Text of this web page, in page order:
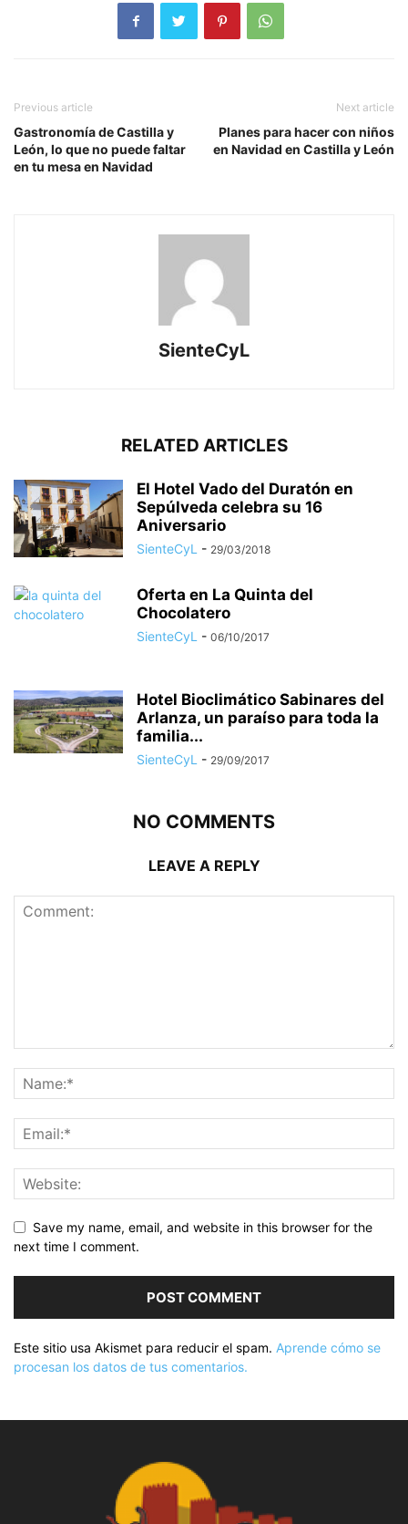
Previous article
Gastronomía de Castilla y
León, lo que no puede faltar
en tu mesa en Navidad
Next article
Planes para hacer con niños
en Navidad en Castilla y León
SienteCyL
RELATED ARTICLES
El Hotel Vado del Duratón en
Sepúlveda celebra su 16
Aniversario
SienteCyL - 29/03/2018
Oferta en La Quinta del
Chocolatero
SienteCyL - 06/10/2017
Hotel Bioclimático Sabinares del
Arlanza, un paraíso para toda la
familia...
SienteCyL - 29/09/2017
NO COMMENTS
LEAVE A REPLY
Save my name, email, and website in this browser for the
next time I comment.
Este sitio usa Akismet para reducir el spam. Aprende cómo se
procesan los datos de tus comentarios.